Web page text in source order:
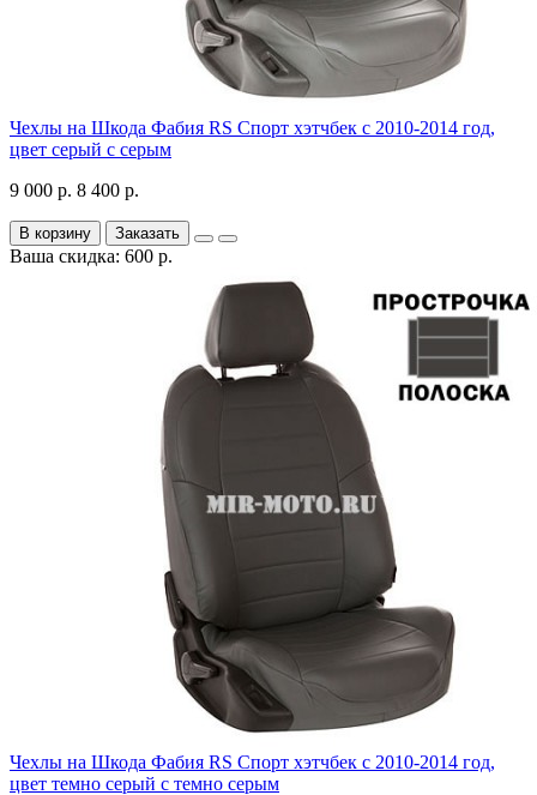
Чехлы на Шкода Фабия RS Спорт хэтчбек с 2010-2014 год,
цвет серый с серым
9 000 р. 8 400 р.
В корзину Заказать
Ваша скидка: 600 р.
Чехлы на Шкода Фабия RS Спорт хэтчбек с 2010-2014 год,
цвет темно серый с темно серым